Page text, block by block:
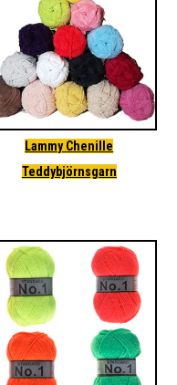
Lammy Chenille
Teddybjörnsgarn